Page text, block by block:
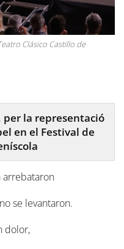
Clásico Castillo de
la representació
en el Festival de
arrebataron
se levantaron.
dolor,